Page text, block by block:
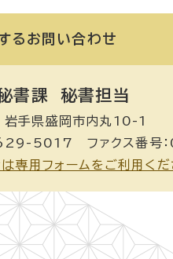
る お問い合わせ
書課 秘書担当
県盛岡市内丸10-1
629-5017 ファクス番
専用フォームをご利用くだ